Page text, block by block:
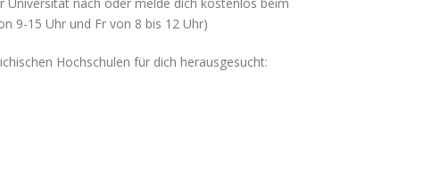
9-15 Uhr und Fr von 8 bis 12 Uhr)
Hochschulen für dich herausgesucht: